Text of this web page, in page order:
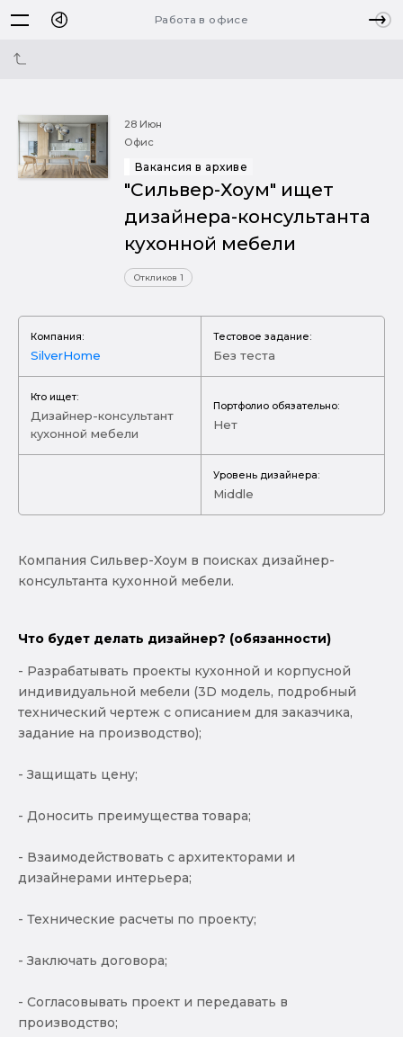
Работа в офисе
28 Июн
Офис
Вакансия в архиве
"Сильвер-Хоум" ищет
дизайнера-консультанта
кухонной мебели
Откликов 1
Компания:
SilverHome
Тестовое задание:
Без теста
Кто ищет:
Дизайнер-консультант
кухонной мебели
Портфолио обязательно:
Нет
Уровень дизайнера:
Middle
Компания Сильвер-Хоум в поисках дизайнер-
консультанта кухонной мебели.
Что будет делать дизайнер? (обязанности)
- Разрабатывать проекты кухонной и корпусной
индивидуальной мебели (3D модель, подробный
технический чертеж с описанием для заказчика,
задание на производство);
- Защищать цену;
- Доносить преимущества товара;
- Взаимодействовать с архитекторами и
дизайнерами интерьера;
- Технические расчеты по проекту;
- Заключать договора;
- Согласовывать проект и передавать в
производство;